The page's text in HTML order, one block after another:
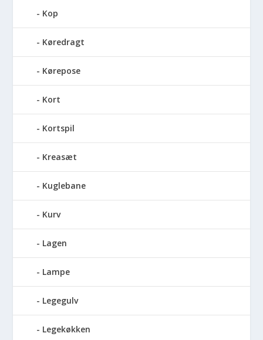
Kop
Køredragt
Kørepose
Kort
Kortspil
Kreasæt
Kuglebane
Kurv
Lagen
Lampe
Legegulv
Legekøkken